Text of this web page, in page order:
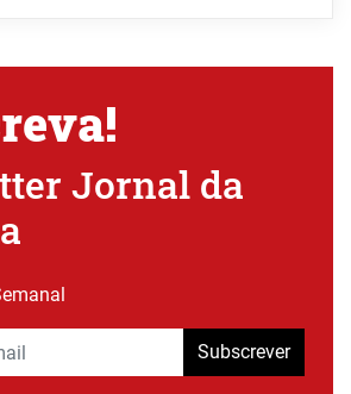
Jornal da
Subscrever